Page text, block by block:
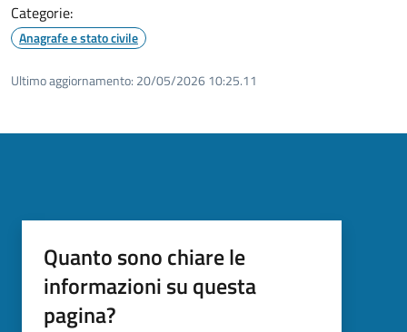
Categorie:
Anagrafe e stato civile
Ultimo aggiornamento: 20/05/2026 10:25.11
Quanto sono chiare le
informazioni su questa
pagina?